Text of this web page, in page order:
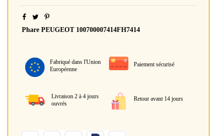
Phare PEUGEOT 100700007414FH7414
Fabriqué dans l'Union
Européenne
Paiement sécurisé
Livraison 2 à 4 jours
ouvrés
Retour avant 14 jours